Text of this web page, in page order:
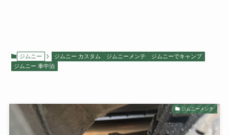
ジムニー ジムニー カスタム ジムニーメンテ
ジムニーでキャンプ
ジムニー 車中泊
ジムニーメンテ